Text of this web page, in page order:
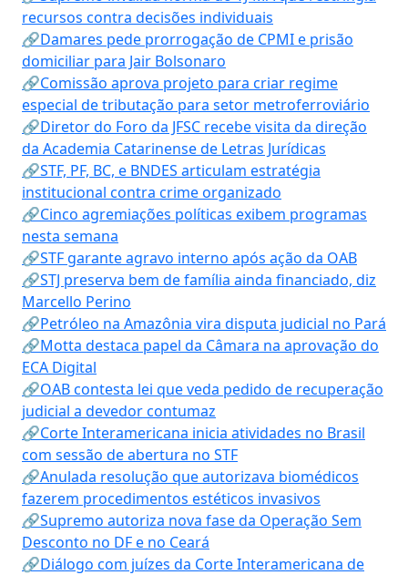
recursos contra decisões individuais
🔗Damares pede prorrogação de CPMI e prisão
domiciliar para Jair Bolsonaro
🔗Comissão aprova projeto para criar regime
especial de tributação para setor metroferroviário
🔗Diretor do Foro da JFSC recebe visita da direção
da Academia Catarinense de Letras Jurídicas
🔗STF, PF, BC, e BNDES articulam estratégia
institucional contra crime organizado
🔗Cinco agremiações políticas exibem programas
nesta semana
🔗STF garante agravo interno após ação da OAB
🔗STJ preserva bem de família ainda financiado, diz
Marcello Perino
🔗Petróleo na Amazônia vira disputa judicial no Pará
🔗Motta destaca papel da Câmara na aprovação do
ECA Digital
🔗OAB contesta lei que veda pedido de recuperação
judicial a devedor contumaz
🔗Corte Interamericana inicia atividades no Brasil
com sessão de abertura no STF
🔗Anulada resolução que autorizava biomédicos
fazerem procedimentos estéticos invasivos
🔗Supremo autoriza nova fase da Operação Sem
Desconto no DF e no Ceará
🔗Diálogo com juízes da Corte Interamericana de